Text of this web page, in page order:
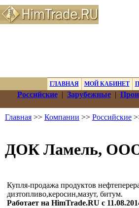
ГЛАВНАЯ МОЙ КАБИНЕТ
Российские| Зарубежные|
Главная >> Компании >> Российские
ДОК Ламель,
Купля-продажа продуктов
дизтопливо,керосин,мазут, битум.
Работает на HimTrade.RU с